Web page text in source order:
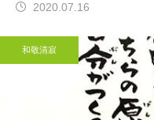
2020.07.16
和敬清寂